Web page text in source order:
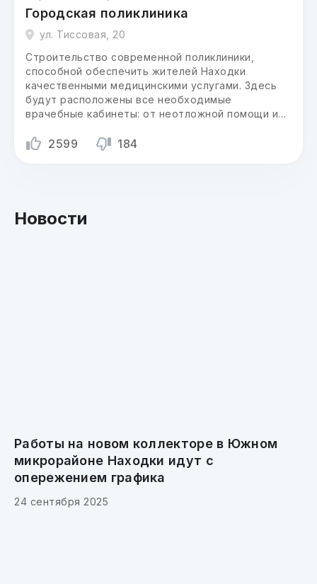
Городская поликлиника
ул. Тиссовая, 20
Строительство современной поликлиники,
способной обеспечить жителей Находки
качественными медицинскими услугами. Здесь
будут расположены все необходимые
врачебные кабинеты: от неотложной помощи и
диагностики и дневного стационара.
2599 184
Новости
Работы на новом коллекторе в Южном
микрорайоне Находки идут с
опережением графика
24 сентября 2025